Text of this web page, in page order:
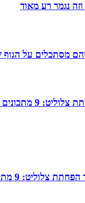
מסתכלים על
שתוכלו בזול ובמהירות!
קוסמטיקה שתוכלו בזול ובמהירות!